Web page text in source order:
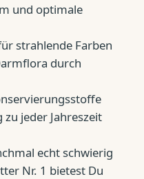
und optimale
strahlende Farben
durch
jeder Jahreszeit
echt schwierig
Nr. 1 bietest Du